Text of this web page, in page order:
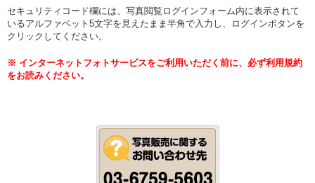
セキュリティコード欄には、写真閲覧ログインフォーム内に表示されて
いるアルファベット5文字を見えたまま半角で入力し、ログインボタンを
クリックしてください。
※ インターネットフォトサービスをご利用いただく前に、必ず利用規約
をお読みください。